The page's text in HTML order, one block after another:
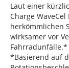
Laut einer
Charge
herkömmlichen
wirksamer vor
Fahrradunfälle.*
*Basierend auf